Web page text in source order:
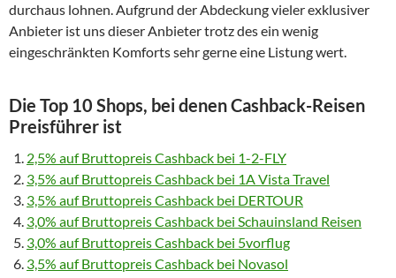
durchaus lohnen. Aufgrund der Abdeckung vieler exklusiver
Anbieter ist uns dieser Anbieter trotz des ein wenig
eingeschränkten Komforts sehr gerne eine Listung wert.
Die Top 10 Shops, bei denen Cashback-Reisen
Preisführer ist
2,5% auf Bruttopreis Cashback bei 1-2-FLY
3,5% auf Bruttopreis Cashback bei 1A Vista Travel
3,5% auf Bruttopreis Cashback bei DERTOUR
3,0% auf Bruttopreis Cashback bei Schauinsland Reisen
3,0% auf Bruttopreis Cashback bei 5vorflug
3,5% auf Bruttopreis Cashback bei Novasol